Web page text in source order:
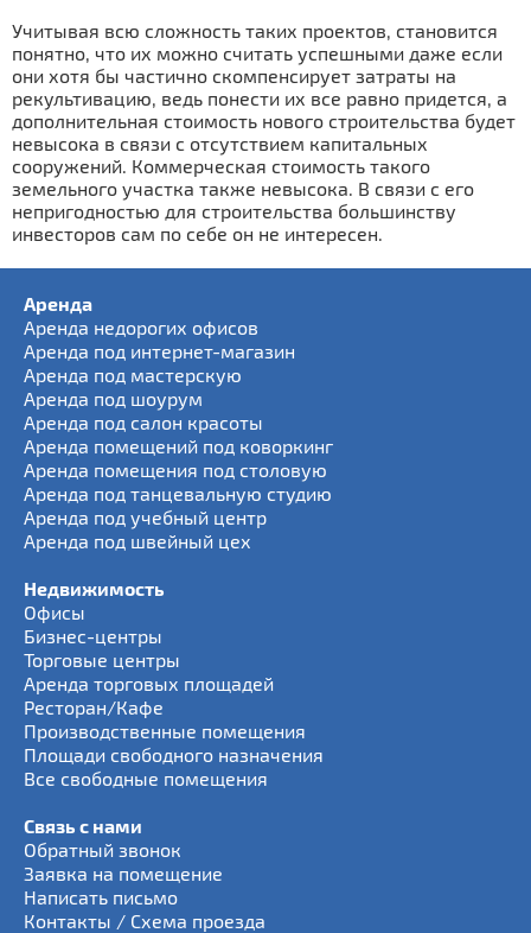
Учитывая всю сложность таких проектов, становится
понятно, что их можно считать успешными даже если
они хотя бы частично скомпенсирует затраты на
рекультивацию, ведь понести их все равно придется, а
дополнительная стоимость нового строительства будет
невысока в связи с отсутствием капитальных
сооружений. Коммерческая стоимость такого
земельного участка также невысока. В связи с его
непригодностью для строительства большинству
инвесторов сам по себе он не интересен.
Аренда
Аренда недорогих офисов
Аренда под интернет-магазин
Аренда под мастерскую
Аренда под шоурум
Аренда под салон красоты
Аренда помещений под коворкинг
Аренда помещения под столовую
Аренда под танцевальную студию
Аренда под учебный центр
Аренда под швейный цех
Недвижимость
Офисы
Бизнес-центры
Торговые центры
Аренда торговых площадей
Ресторан/Кафе
Производственные помещения
Площади свободного назначения
Все свободные помещения
Связь с нами
Обратный звонок
Заявка на помещение
Написать письмо
Контакты / Схема проезда